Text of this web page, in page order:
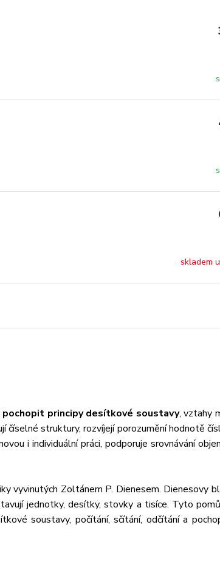
skladem
pochopit principy desítkové soustavy, vztahy
číselné struktury, rozvíjejí porozumění hodnotě
i individuální práci, podporuje srovnávání
vyvinutých Zoltánem P. Dienesem. Dienesovy
jednotky, desítky, stovky a tisíce. Tyto
soustavy, počítání, sčítání, odčítání a